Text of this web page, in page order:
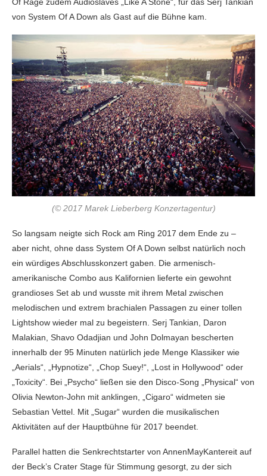
Of Rage zudem Audioslaves „Like A Stone“, für das Serj Tankian
von System Of A Down als Gast auf die Bühne kam.
(© 2017 Marek Lieberberg Konzertagentur)
So langsam neigte sich Rock am Ring 2017 dem Ende zu –
aber nicht, ohne dass System Of A Down selbst natürlich noch
ein würdiges Abschlusskonzert gaben. Die armenisch-
amerikanische Combo aus Kalifornien lieferte ein gewohnt
grandioses Set ab und wusste mit ihrem Metal zwischen
melodischen und extrem brachialen Passagen zu einer tollen
Lightshow wieder mal zu begeistern. Serj Tankian, Daron
Malakian, Shavo Odadjian und John Dolmayan bescherten
innerhalb der 95 Minuten natürlich jede Menge Klassiker wie
„Aerials“, „Hypnotize“, „Chop Suey!“, „Lost in Hollywood“ oder
„Toxicity“. Bei „Psycho“ ließen sie den Disco-Song „Physical“ von
Olivia Newton-John mit anklingen, „Cigaro“ widmeten sie
Sebastian Vettel. Mit „Sugar“ wurden die musikalischen
Aktivitäten auf der Hauptbühne für 2017 beendet.
Parallel hatten die Senkrechtstarter von AnnenMayKantereit auf
der Beck’s Crater Stage für Stimmung gesorgt, zu der sich